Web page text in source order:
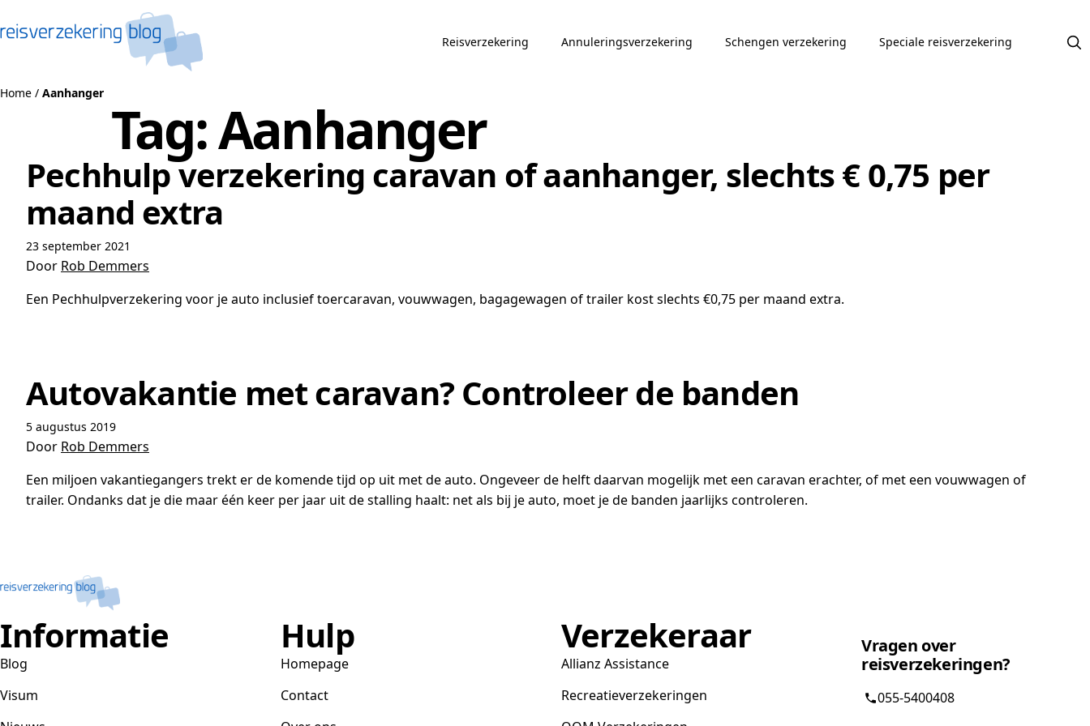
Reisverzekering Annuleringsverzekering Schengen verzekering Speciale reisverzekering
Home / Aanhanger
Tag:Aanhanger
Pechhulp verzekering caravan of aanhanger, slechts € 0,75 per
maand extra
23 september 2021
Door Rob Demmers
Een Pechhulpverzekering voor je auto inclusief toercaravan, vouwwagen, bagagewagen of trailer kost slechts €0,75 per maand extra.
Autovakantie met caravan? Controleer de banden
5 augustus 2019
Door Rob Demmers
Een miljoen vakantiegangers trekt er de komende tijd op uit met de auto. Ongeveer de helft daarvan mogelijk met een caravan erachter, of met een vouwwagen of
trailer. Ondanks dat je die maar één keer per jaar uit de stalling haalt: net als bij je auto, moet je de banden jaarlijks controleren.
Informatie
Blog
Visum
Hulp
Homepage
Contact
Verzekeraar
Allianz Assistance
Recreatieverzekeringen
Vragen over
reisverzekeringen?
055-5400408